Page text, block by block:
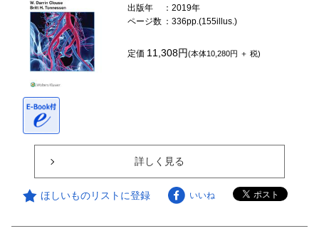
出版年
：2019年
ページ数 ：336pp.(155illus.)
定価 11,308円(本体10,280円 ＋ 税)
詳しく見る
ほしいものリストに登録 いいね